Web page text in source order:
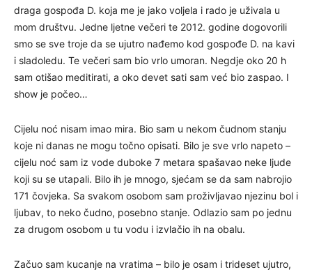
draga gospođa D. koja me je jako voljela i rado je uživala u
mom društvu. Jedne ljetne večeri te 2012. godine dogovorili
smo se sve troje da se ujutro nađemo kod gospođe D. na kavi
i sladoledu. Te večeri sam bio vrlo umoran. Negdje oko 20 h
sam otišao meditirati, a oko devet sati sam već bio zaspao. I
show je počeo…
Cijelu noć nisam imao mira. Bio sam u nekom čudnom stanju
koje ni danas ne mogu točno opisati. Bilo je sve vrlo napeto –
cijelu noć sam iz vode duboke 7 metara spašavao neke ljude
koji su se utapali. Bilo ih je mnogo, sjećam se da sam nabrojio
171 čovjeka. Sa svakom osobom sam proživljavao njezinu bol i
ljubav, to neko čudno, posebno stanje. Odlazio sam po jednu
za drugom osobom u tu vodu i izvlačio ih na obalu.
Začuo sam kucanje na vratima – bilo je osam i trideset ujutro,